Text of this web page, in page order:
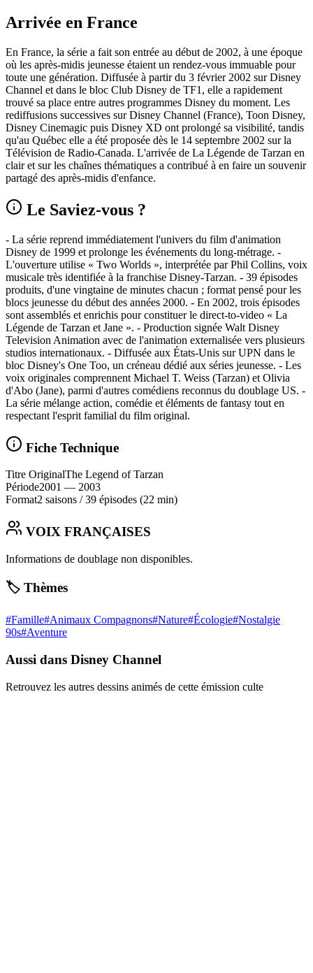
Arrivée en France
En France, la série a fait son entrée au début de 2002, à une époque
où les après-midis jeunesse étaient un rendez-vous immuable pour
toute une génération. Diffusée à partir du 3 février 2002 sur Disney
Channel et dans le bloc Club Disney de TF1, elle a rapidement
trouvé sa place entre autres programmes Disney du moment. Les
rediffusions successives sur Disney Channel (France), Toon Disney,
Disney Cinemagic puis Disney XD ont prolongé sa visibilité, tandis
qu'au Québec elle a été proposée dès le 14 septembre 2002 sur la
Télévision de Radio-Canada. L'arrivée de La Légende de Tarzan en
clair et sur les chaînes thématiques a contribué à en faire un souvenir
partagé des après-midis d'enfance.
Le Saviez-vous ?
- La série reprend immédiatement l'univers du film d'animation
Disney de 1999 et prolonge les événements du long-métrage. -
L'ouverture utilise « Two Worlds », interprétée par Phil Collins, voix
musicale très identifiée à la franchise Disney-Tarzan. - 39 épisodes
produits, d'une vingtaine de minutes chacun ; format pensé pour les
blocs jeunesse du début des années 2000. - En 2002, trois épisodes
sont assemblés et enrichis pour constituer le direct-to-video « La
Légende de Tarzan et Jane ». - Production signée Walt Disney
Television Animation avec de l'animation externalisée vers plusieurs
studios internationaux. - Diffusée aux États-Unis sur UPN dans le
bloc Disney's One Too, un créneau dédié aux séries jeunesse. - Les
voix originales comprennent Michael T. Weiss (Tarzan) et Olivia
d'Abo (Jane), parmi d'autres comédiens reconnus du doublage US. -
La série mélange action, comédie et éléments de fantasy tout en
respectant l'esprit familial du film original.
Fiche Technique
Titre OriginalThe Legend of Tarzan
Période2001 — 2003
Format2 saisons /39 épisodes (22 min)
VOIX FRANÇAISES
Informations de doublage non disponibles.
🏷️ Thèmes
#Famille#Animaux Compagnons#Nature#Écologie#Nostalgie
90s#Aventure
Aussi dans Disney Channel
Retrouvez les autres dessins animés de cette émission culte